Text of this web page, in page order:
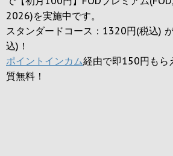
2026)を実施中です。
スタンダードコース：1320円(税込)
込)！
ポイントインカム経由で即150円もら
質無料！